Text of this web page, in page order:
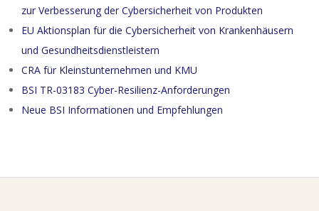
zur Verbesserung der Cybersicherheit von Produkten
EU Aktionsplan für die Cybersicherheit von Krankenhäusern
und Gesundheitsdienstleistern
CRA für Kleinstunternehmen und KMU
BSI TR-03183 Cyber-Resilienz-Anforderungen
Neue BSI Informationen und Empfehlungen